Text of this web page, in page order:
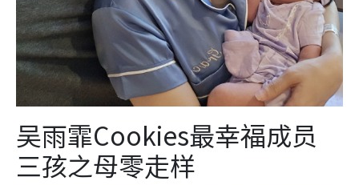
吴雨霏Cookies最幸福成员
三孩之母零走样